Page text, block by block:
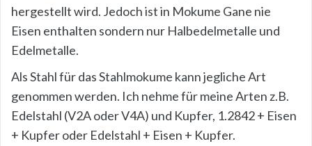
hergestellt wird. Jedoch ist in Mokume Gane nie
Eisen enthalten sondern nur Halbedelmetalle und
Edelmetalle.
Als Stahl für das Stahlmokume kann jegliche Art
genommen werden. Ich nehme für meine Arten z.B.
Edelstahl (V2A oder V4A) und Kupfer, 1.2842 + Eisen
+ Kupfer oder Edelstahl + Eisen + Kupfer.